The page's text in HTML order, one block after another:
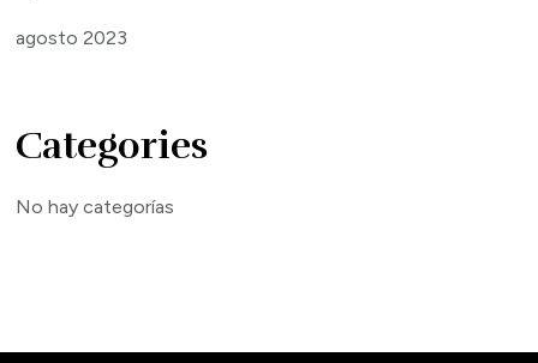
agosto 2023
Categories
No hay categorías